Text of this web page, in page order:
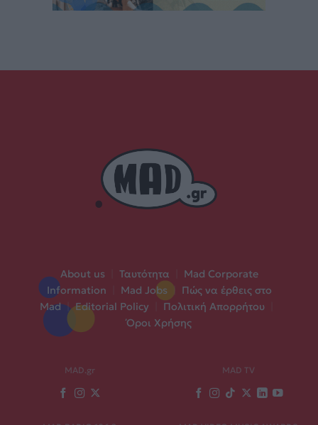
About us Ταυτότητα
Mad Corporate
Information
Mad Jobs |
Πώς να έρθεις στο
Mad | Editorial Policy Πολιτική Απορρήτου
Όροι Χρήσης
MAD.gr MAD TV